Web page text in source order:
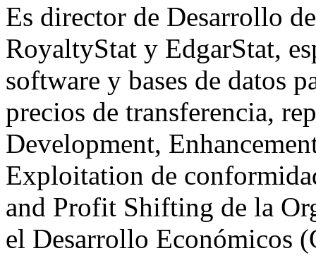
Es director de Desarrollo
RoyaltyStat y EdgarStat,
software y bases de datos
precios de transferencia,
Development,
Exploitation de
and Profit Shifting de la
el Desarrollo Económicos